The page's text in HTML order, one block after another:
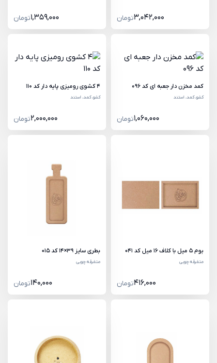
3,042,000تومان 1,359,000تومان
کمد مخزن دار جعبه ای کد 096
کشو، کمد، استند
1,060,000تومان
4 کشوی رومیزی پایه دار کد 110
کشو، کمد، استند
2,000,000تومان
بوم 5 میل با کلاف 16 میل کد 041
متفرقه چوبی
416,000تومان
بطری سایز 39×14 کد 015
متفرقه چوبی
140,000تومان